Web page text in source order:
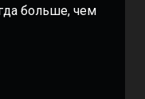
больше, чем